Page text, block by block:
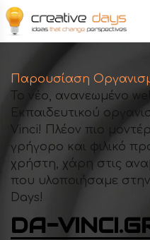
Παρουσίαση
Το νέο, ανανεωμένο
Εκπαιδευτικού
Vinci! Πλέον πιο
γρήγορο και φιλικό
χρήστη, χάρη στις
που υλοποιήσαμε
Days!
DA-